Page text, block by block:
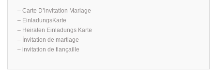
– Carte D’invitation Mariage
– EinladungsKarte
– Heiraten Einladungs Karte
– İnvitation de martiage
– invitation de fiançaille